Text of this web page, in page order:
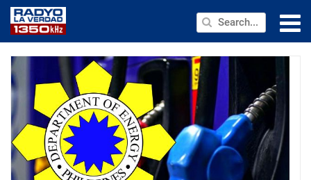
PUBLIC SERVICE
ANNOUNCEMENTS
PROGRAMS
ABOUT
CONTACT US